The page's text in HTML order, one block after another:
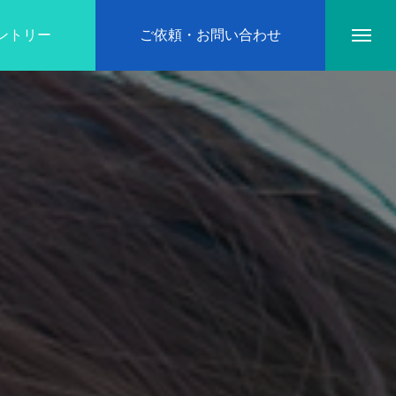
トリー ご依頼・お問い合わせ